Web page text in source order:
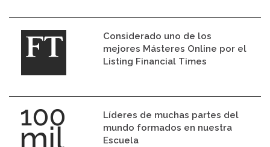
Considerado uno de los
mejores Másteres Online por el
Listing Financial Times
Líderes de muchas partes del
mundo formados en nuestra
Escuela